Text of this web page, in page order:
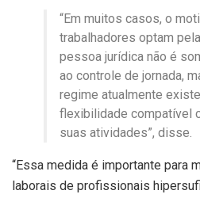
“Em muitos casos, o
trabalhadores optam
pessoa jurídica não é
ao controle de jornada,
regime atualmente
flexibilidade compatível
suas atividades”, disse.
“Essa medida é importante para
laborais de profissionais